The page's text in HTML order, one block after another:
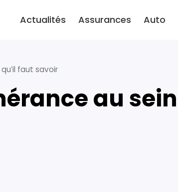
Actualités Assurances Auto
qu’il faut savoir